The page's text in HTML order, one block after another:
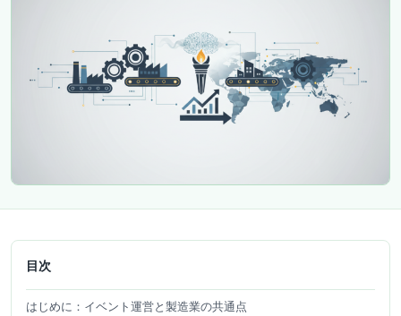
目次
はじめに：イベント運営と製造業の共通点